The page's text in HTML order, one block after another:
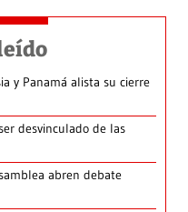
y Panamá alista su cierre
desvinculado de las
abren debate